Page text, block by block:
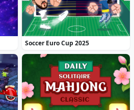
Soccer Euro Cup 2025